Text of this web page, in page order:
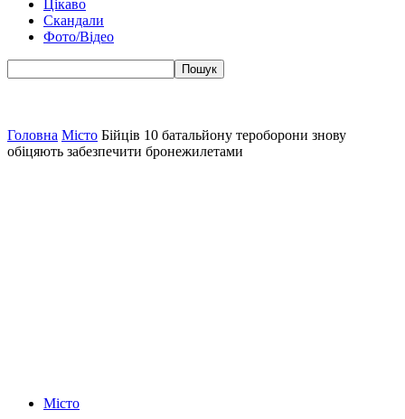
Цікаво
Скандали
Фото/Відео
Головна Місто Бійців 10 батальйону тероборони знову
обіцяють забезпечити бронежилетами
Місто